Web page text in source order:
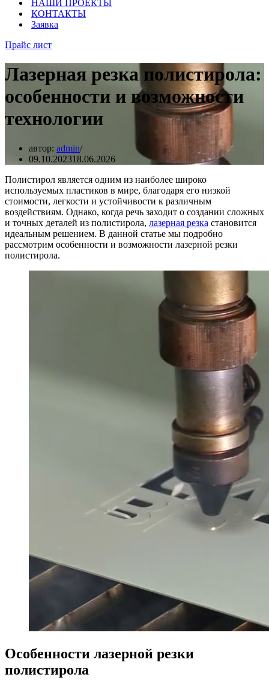
НАШИ ПРОЕКТЫ
КОНТАКТЫ
Заявка
Прайс лист
Лазерная резка полистирола:
особенности и возможности
технологии
автор: admin
09.10.202318.06.2026
Полистирол является одним из наиболее широко
используемых пластиков в мире, благодаря его низкой
стоимости, легкости и устойчивости к различным
воздействиям. Однако, когда речь заходит о создании сложных
и точных деталей из полистирола, лазерная резка становится
идеальным решением. В данной статье мы подробно
рассмотрим особенности и возможности лазерной резки
полистирола.
Особенности лазерной резки
полистирола